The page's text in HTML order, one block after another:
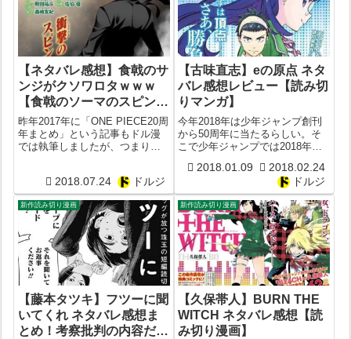
【ネタバレ感想】食戟のサ
ンジがクソワロタｗｗｗ
【食戟のソーマのスピンオ
フ漫画】
昨年2017年に「ONE PIECE20周
年まとめ」という記事もドル漫
では執筆しましたが、つまり今
と思うんですが、とにかくワン
ピースの長期連載を記念して少
年ジャンプでは特別企画が行...
2018.07.24 ドルジ
【古味直志】eの原点 ネタ
バレ感想レビュー【読み切
りマンガ】
今年2018年は少年ジャンプ創刊
から50周年に当たるらしい。そ
こで少年ジャンプでは2018年で
ていく予定。詳しくは「2018年
の少年ジャンプが楽しみｗｗ
ｗ」という記事を参照。そこで
先週木曜日（成人式が月曜にあ
った...
2018.01.09
2018.02.24
ドルジ
新作読み切り漫画
【藤本タツキ】フツーに聞
いてくれ ネタバレ感想ま
とめ！考察批判の内容だっ
新作読み切り漫画
【久保帯人】BURN THE
WITCH ネタバレ感想【読
み切り漫画】